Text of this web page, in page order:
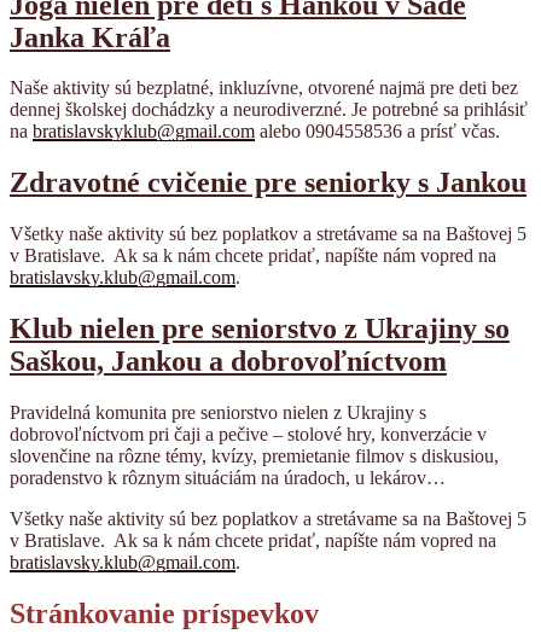
Janka Kráľa
Naše aktivity sú bezplatné, inkluzívne, otvorené najmä pre deti bez
dennej školskej dochádzky a neurodiverzné. Je potrebné sa prihlásiť
na bratislavskyklub@gmail.com alebo 0904558536 a prísť včas.
Zdravotné cvičenie pre seniorky s Jankou
Všetky naše aktivity sú bez poplatkov a stretávame sa na Baštovej 5
v Bratislave. Ak sa k nám chcete pridať, napíšte nám vopred na
bratislavsky.klub@gmail.com.
Klub nielen pre seniorstvo z Ukrajiny so
Saškou, Jankou a dobrovoľníctvom
Pravidelná komunita pre seniorstvo nielen z Ukrajiny s
dobrovoľníctvom pri čaji a pečive – stolové hry, konverzácie v
slovenčine na rôzne témy, kvízy, premietanie filmov s diskusiou,
poradenstvo k rôznym situáciám na úradoch, u lekárov…
Všetky naše aktivity sú bez poplatkov a stretávame sa na Baštovej 5
v Bratislave. Ak sa k nám chcete pridať, napíšte nám vopred na
bratislavsky.klub@gmail.com.
Stránkovanie príspevkov